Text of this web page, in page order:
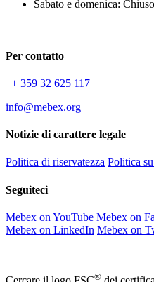
Sabato e domenica: Chiuso
Per contatto
+ 359 32 625 117
info@mebex.org
Notizie di carattere legale
Politica di riservatezza Politica
Seguiteci
Mebex on YouTube Mebex on
Mebex on LinkedIn Mebex on
®